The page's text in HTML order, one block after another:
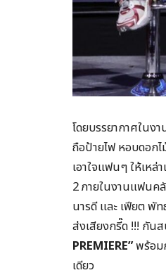
โดยบรรยากาศในงา
ถือป้ายไฟ หอบดอก
เอาใจแฟนๆ ให้เห
2 ภายในงานแฟนค
นารดี และ เฟียต พั
ส่งเสียงกรี๊ด !!! กัน
PREMIERE”พร้อม
เดียว